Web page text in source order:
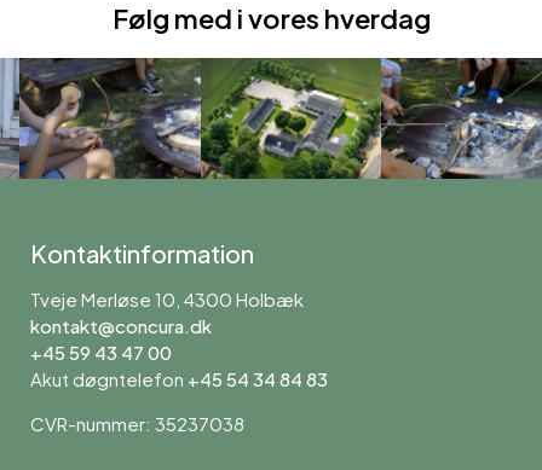
Følg med i vores hverdag
Kontaktinformation
Tveje Merløse 10, 4300 Holbæk
kontakt@concura.dk
+45 59 43 47 00
Akut døgntelefon +45 54 34 84 83
CVR-nummer: 35237038